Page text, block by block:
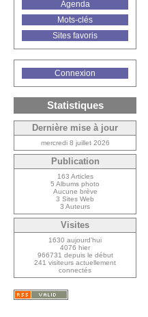
Agenda
Mots-clés
Sites favoris
Connexion
Statistiques
Dernière mise à jour
mercredi 8 juillet 2026
Publication
163 Articles
5 Albums photo
Aucune brève
3 Sites Web
3 Auteurs
Visites
1630 aujourd’hui
4076 hier
966731 depuis le début
241 visiteurs actuellement
connectés